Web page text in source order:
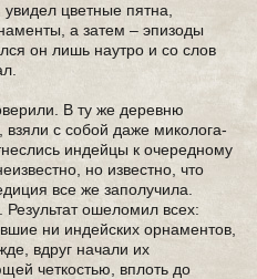
цветные пятна,
а затем – эпизоды
он лишь наутро и со слов
В ту же деревню
с собой даже миколога-
индейцы к очередному
но известно, что
все же заполучила.
Результат ошеломил всех:
ни индейских орнаментов,
вдруг начали их
четкостью, вплоть до